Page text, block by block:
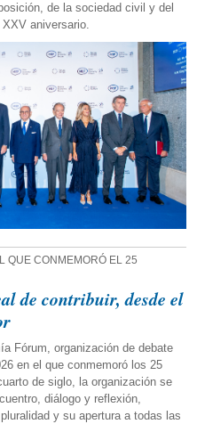
de la sociedad civil y del
aniversario.
QUE CONMEMORÓ EL 25
de contribuir, desde el
Fórum, organización de debate
en el que conmemoró los 25
de siglo, la organización se
diálogo y reflexión,
y su apertura a todas las